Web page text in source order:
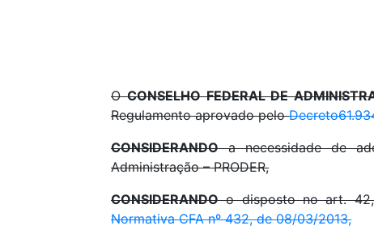
OCONSELHO FEDERAL DE
Regulamento aprovado pelo
CONSIDERANDOa necessidade de
Administração – PRODER,
CONSIDERANDOo disposto no art. 42,
Normativa CFA nº 432, de 08/03/2013,